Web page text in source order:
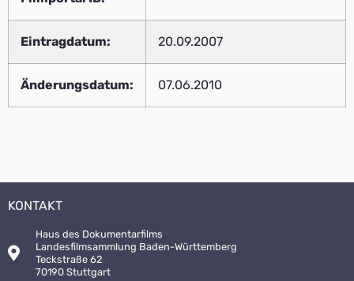
Eintragdatum: 20.09.2007
Änderungsdatum: 07.06.2010
KONTAKT
Haus des Dokumentarfilms
Landesfilmsammlung Baden-Württemberg
Teckstraße 62
70190 Stuttgart